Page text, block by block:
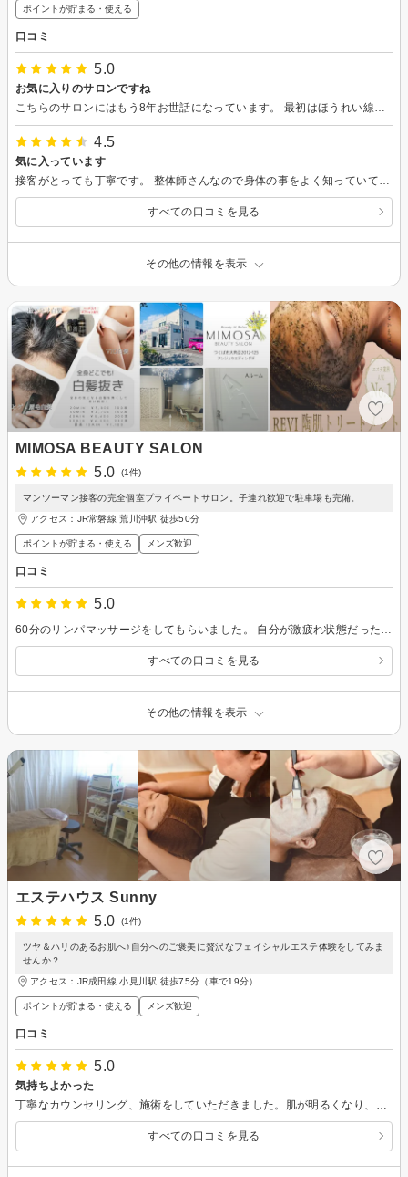
ポイントが貯まる・使える
口コミ
5.0
お気に入りのサロンですね
4.5
気に入っています
すべての口コミを見る
その他の情報を表示
MIMOSA BEAUTY SALON
5.0
(1件)
マンツーマン接客の完全個室プライベートサロン。子連れ歓迎で駐車場も完備。
アクセス：JR常磐線 荒川沖駅 徒歩50分
ポイントが貯まる・使える メンズ歓迎
口コミ
5.0
すべての口コミを見る
その他の情報を表示
エステハウス Sunny
5.0
(1件)
ツヤ＆ハリのあるお肌へ♪自分へのご褒美に贅沢なフェイシャルエステ体験をしてみま
せんか？
アクセス：JR成田線 小見川駅 徒歩75分（車で19分）
ポイントが貯まる・使える メンズ歓迎
口コミ
5.0
気持ちよかった
すべての口コミを見る